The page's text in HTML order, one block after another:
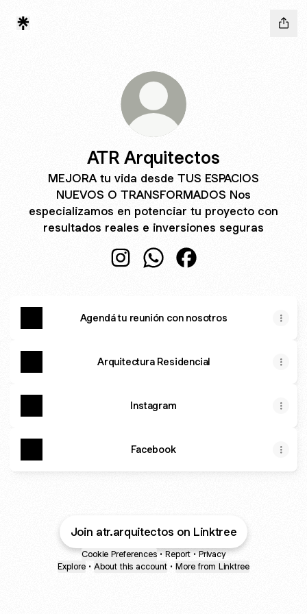
ATR Arquitectos
MEJORA tu vida desde TUS ESPACIOS
NUEVOS O TRANSFORMADOS Nos
especializamos en potenciar tu proyecto con
resultados reales e inversiones seguras
Agendá tu reunión con nosotros
Arquitectura Residencial
Instagram
Facebook
Join atr.arquitectos on Linktree
Cookie Preferences • Report • Privacy
Explore • About this account • More from Linktree